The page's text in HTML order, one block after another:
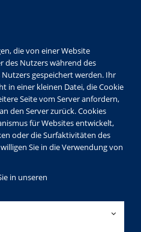
die von einer Website
des Nutzers während des
gespeichert werden. Ihr
in einer kleinen Datei, die Cookie
Seite vom Server anfordern,
den Server zurück. Cookies
für Websites entwickelt,
oder die Surfaktivitäten des
Sie in die Verwendung von
in unseren
LOGIN MENÜ